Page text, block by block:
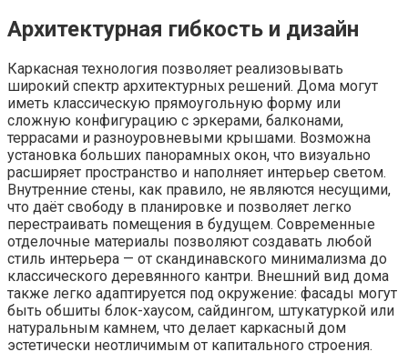
Архитектурная гибкость и дизайн
Каркасная технология позволяет реализовывать
широкий спектр архитектурных решений. Дома могут
иметь классическую прямоугольную форму или
сложную конфигурацию с эркерами, балконами,
террасами и разноуровневыми крышами. Возможна
установка больших панорамных окон, что визуально
расширяет пространство и наполняет интерьер светом.
Внутренние стены, как правило, не являются несущими,
что даёт свободу в планировке и позволяет легко
перестраивать помещения в будущем. Современные
отделочные материалы позволяют создавать любой
стиль интерьера — от скандинавского минимализма до
классического деревянного кантри. Внешний вид дома
также легко адаптируется под окружение: фасады могут
быть обшиты блок-хаусом, сайдингом, штукатуркой или
натуральным камнем, что делает каркасный дом
эстетически неотличимым от капитального строения.